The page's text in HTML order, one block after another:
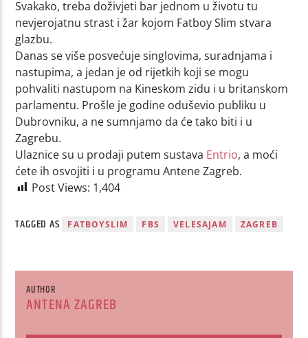
Svakako, treba doživjeti bar jednom u životu tu
nevjerojatnu strast i žar kojom Fatboy Slim stvara
glazbu.
Danas se više posvećuje singlovima, suradnjama i
nastupima, a jedan je od rijetkih koji se mogu
pohvaliti nastupom na Kineskom zidu i u britanskom
parlamentu. Prošle je godine oduševio publiku u
Dubrovniku, a ne sumnjamo da će tako biti i u
Zagrebu.
Ulaznice su u prodaji putem sustava Entrio, a moći
ćete ih osvojiti i u programu Antene Zagreb.
Post Views: 1,404
TAGGED AS FATBOYSLIM FBS VELESAJAM ZAGREB
AUTHOR
ANTENA ZAGREB